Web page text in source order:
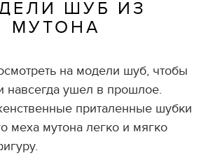
ШУБ ИЗ
МУТОНА
на модели шуб, чтобы
навсегда ушел в прошлое.
приталенные шубки
меха мутона легко и мягко